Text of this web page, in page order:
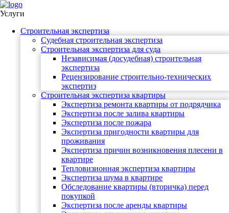
Услуги
Строительная экспертиза
Судебная строительная экспертиза
Строительная экспертиза для суда
Независимая (досудебная) строительная
экспертиза
Рецензирование строительно-технических
экспертиз
Строительная экспертиза квартиры
Экспертиза ремонта квартиры от подрядчика
Экспертиза после залива квартиры
Экспертиза после пожара
Экспертиза пригодности квартиры для
проживания
Экспертиза причин возникновения плесени в
квартире
Тепловизионная экспертиза квартиры
Экспертиза шума в квартире
Обследование квартиры (вторичка) перед
покупкой
Экспертиза после аренды квартиры